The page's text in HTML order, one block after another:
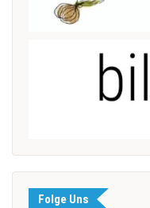
Folge Uns